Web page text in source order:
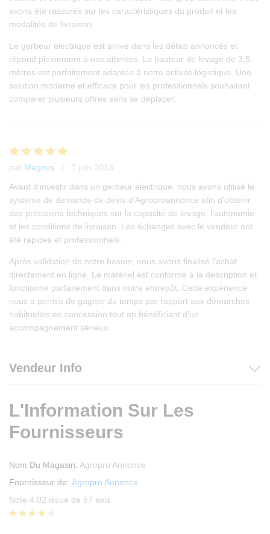
avons été rassurés sur les caractéristiques du produit et les
modalités de livraison.
Le gerbeur électrique est arrivé dans les délais annoncés et
répond pleinement à nos attentes. La hauteur de levage de 3,5
mètres est parfaitement adaptée à notre activité logistique. Une
solution moderne et efficace pour les professionnels souhaitant
comparer plusieurs offres sans se déplacer.
Note5
sur 5
par Magnus
7 juin 2013
Avant d’investir dans un gerbeur électrique, nous avons utilisé le
système de demande de devis d’Agroproannonce afin d’obtenir
des précisions techniques sur la capacité de levage, l’autonomie
et les conditions de livraison. Les échanges avec le vendeur ont
été rapides et professionnels.
Après validation de notre besoin, nous avons finalisé l’achat
directement en ligne. Le matériel est conforme à la description et
fonctionne parfaitement dans notre entrepôt. Cette expérience
nous a permis de gagner du temps par rapport aux démarches
habituelles en concession tout en bénéficiant d’un
accompagnement sérieux.
Vendeur Info
L'Information Sur Les
Fournisseurs
Nom Du Magasin: Agropro Annonce
Fournisseur de: Agropro Annonce
Note 4.02 issue de 57 avis